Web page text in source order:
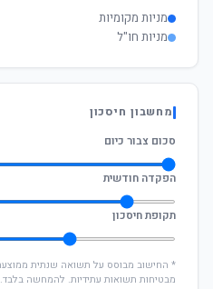
מניות מקומיות
מניות חו"ל
מחשבון חיסכון
סכום צבור כיום
הפקדה חודשית
תקופת חיסכון
מבטיחות תשואות עתידיות. להמחשה בלבד.